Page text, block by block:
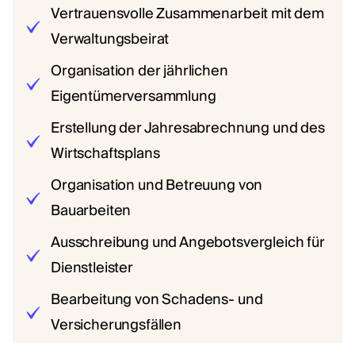
Vertrauensvolle Zusammenarbeit mit dem
Verwaltungsbeirat
Organisation der jährlichen
Eigentümerversammlung
Erstellung der Jahresabrechnung und des
Wirtschaftsplans
Organisation und Betreuung von
Bauarbeiten
Ausschreibung und Angebotsvergleich für
Dienstleister
Bearbeitung von Schadens- und
Versicherungsfällen